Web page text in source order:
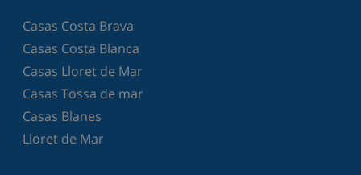
Casas Costa Brava
Casas Costa Blanca
Casas Lloret de Mar
Casas Tossa de mar
Casas Blanes
Lloret de Mar